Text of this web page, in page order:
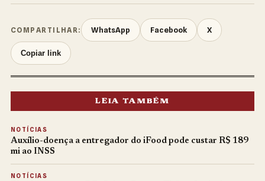
COMPARTILHAR: WhatsApp Facebook X
Copiar link
LEIA TAMBÉM
NOTÍCIAS
Auxílio-doença a entregador do iFood pode custar R$ 189
mi ao INSS
NOTÍCIAS